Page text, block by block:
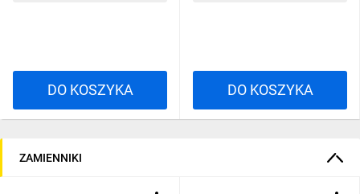
DO KOSZYKA DO KOSZYKA
ZAMIENNIKI